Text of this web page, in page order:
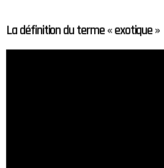
La définition du terme « exotique »